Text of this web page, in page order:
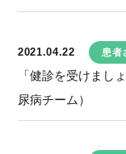
2021.04.22 患者
「健診を受けまし
尿病チーム）